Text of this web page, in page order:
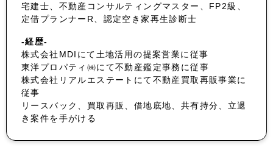
宅建士、不動産コンサルティングマスター、FP2級、
定借プランナーR、認定空き家再生診断士
-経歴-
株式会社MDIにて土地活用の提案営業に従事
東洋プロパティ㈱にて不動産鑑定事務に従事
株式会社リアルエステートにて不動産買取再販事業に
従事
リースバック、買取再販、借地底地、共有持分、立退
き案件を手がける